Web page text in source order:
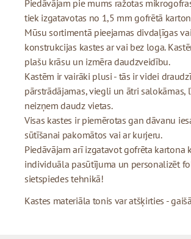
Piedāvājam pie mums ražotas
tiek izgatavotas no 1,5 mm gofrētā
Mūsu sortimentā pieejamas divdaļīgas vai
konstrukcijas kastes ar vai bez loga.
plašu krāsu un izmēra daudzveidību.
Kastēm ir vairāki plusi - tās ir videi
pārstrādājamas, viegli un ātri salokāmas,
neizņem daudz vietas.
Visas kastes ir piemērotas gan dāvanu
sūtīšanai pakomātos vai ar kurjeru.
Piedāvājam arī izgatavot gofrēta kartona
individuāla pasūtījuma un personalizēt
sietspiedes tehnikā!
Kastes materiāla tonis var atšķirties -